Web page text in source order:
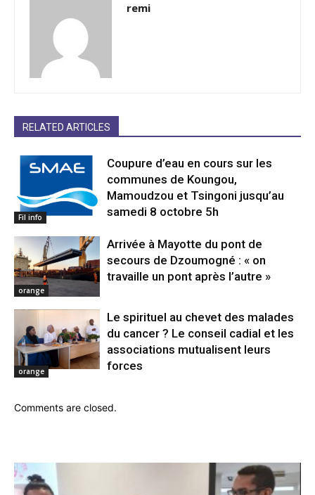
remi
RELATED ARTICLES
Fil info
Coupure d’eau en cours sur les
communes de Koungou,
Mamoudzou et Tsingoni jusqu’au
samedi 8 octobre 5h
orange
Arrivée à Mayotte du pont de
secours de Dzoumogné : « on
travaille un pont après l’autre »
orange
Le spirituel au chevet des malades
du cancer ? Le conseil cadial et les
associations mutualisent leurs
forces
Comments are closed.